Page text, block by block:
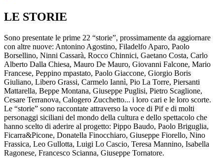
LE STORIE
Sono presentate le prime 22 “storie”, prossimamente da aggiornare
con altre nuove: Antonino Agostino, Filadelfo Aparo, Paolo
Borsellino, Ninni Cassarà, Rocco Chinnici, Gaetano Costa, Carlo
Alberto Dalla Chiesa, Mauro De Mauro, Giovanni Falcone, Mario
Francese, Peppino mpastato, Paolo Giaccone, Giorgio Boris
Giuliano, Libero Grassi, Carmelo Iannì, Pio La Torre, Piersanti
Mattarella, Beppe Montana, Giuseppe Puglisi, Pietro Scaglione,
Cesare Terranova, Calogero Zucchetto... i loro cari e le loro scorte.
Le “storie” sono raccontate attraverso la voce di Pif e di molti
personaggi siciliani del mondo della cultura e dello spettacolo che
hanno scelto di aderire al progetto: Pippo Baudo, Paolo Briguglia,
Ficarra&Picone, Donatella Finocchiaro, Giuseppe Fiorello, Nino
Frassica, Leo Gullotta, Luigi Lo Cascio, Teresa Mannino, Isabella
Ragonese, Francesco Scianna, Giuseppe Tornatore.